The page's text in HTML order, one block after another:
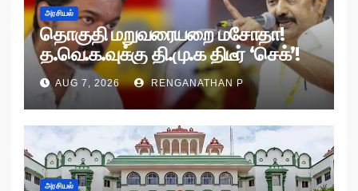
அரசியல்
தொகுதி மறுவரையறை மசோதா!
த.வெ.க.வுக்கு தி.மு.க திடீர் ‘செக்’!
AUG 7, 2026 RENGANATHAN P
அரசியல்